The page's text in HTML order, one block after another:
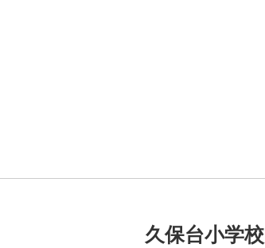
久保台小学校